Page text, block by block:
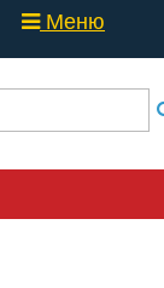
Меню